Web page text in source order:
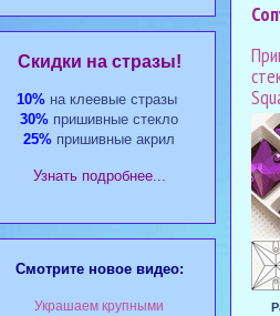
Cкидки на стразы!
10% на клеевые стразы
30% пришивные стекло
25% пришивные акрил
Узнать подробнее...
Смотрите новое видео:
Украшаем крупными